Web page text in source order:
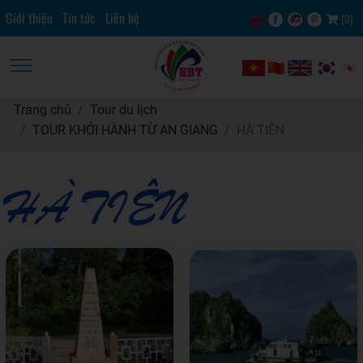
Giới thiệu Tin tức Liên hệ (0)
Trang chủ
Tour du lịch
TOUR KHỞI HÀNH TỪ AN GIANG
HÀ TIÊN
HÀ TIÊN